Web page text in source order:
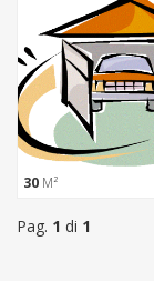
30 M²
Pag. 1 di 1